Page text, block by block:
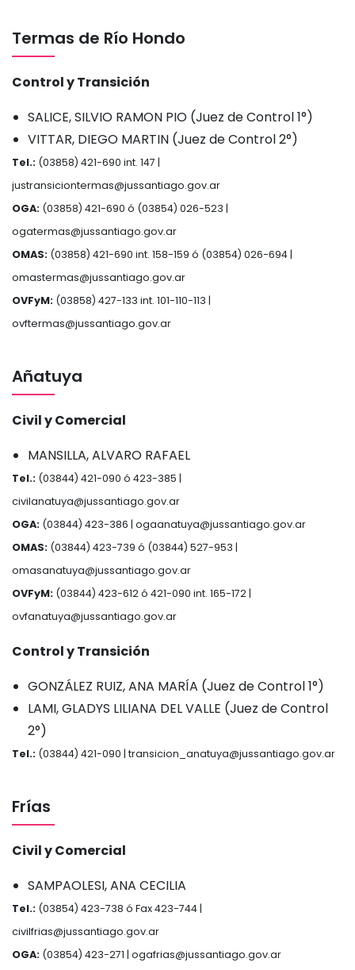
Termas de Río Hondo
Control y Transición
SALICE, SILVIO RAMON PIO (Juez de Control 1°)
VITTAR, DIEGO MARTIN (Juez de Control 2°)
Tel.: (03858) 421-690 int. 147 |
justransiciontermas@jussantiago.gov.ar
OGA: (03858) 421-690 ó (03854) 026-523 |
ogatermas@jussantiago.gov.ar
OMAS: (03858) 421-690 int. 158-159 ó (03854) 026-694 |
omastermas@jussantiago.gov.ar
OVFyM: (03858) 427-133 int. 101-110-113 |
ovftermas@jussantiago.gov.ar
Añatuya
Civil y Comercial
MANSILLA, ALVARO RAFAEL
Tel.: (03844) 421-090 ó 423-385 |
civilanatuya@jussantiago.gov.ar
OGA: (03844) 423-386 | ogaanatuya@jussantiago.gov.ar
OMAS: (03844) 423-739 ó (03844) 527-953 |
omasanatuya@jussantiago.gov.ar
OVFyM: (03844) 423-612 ó 421-090 int. 165-172 |
ovfanatuya@jussantiago.gov.ar
Control y Transición
GONZÁLEZ RUIZ, ANA MARÍA (Juez de Control 1°)
LAMI, GLADYS LILIANA DEL VALLE (Juez de Control
2°)
Tel.: (03844) 421-090 | transicion_anatuya@jussantiago.gov.ar
Frías
Civil y Comercial
SAMPAOLESI, ANA CECILIA
Tel.: (03854) 423-738 ó Fax 423-744 |
civilfrias@jussantiago.gov.ar
OGA: (03854) 423-271 | ogafrias@jussantiago.gov.ar